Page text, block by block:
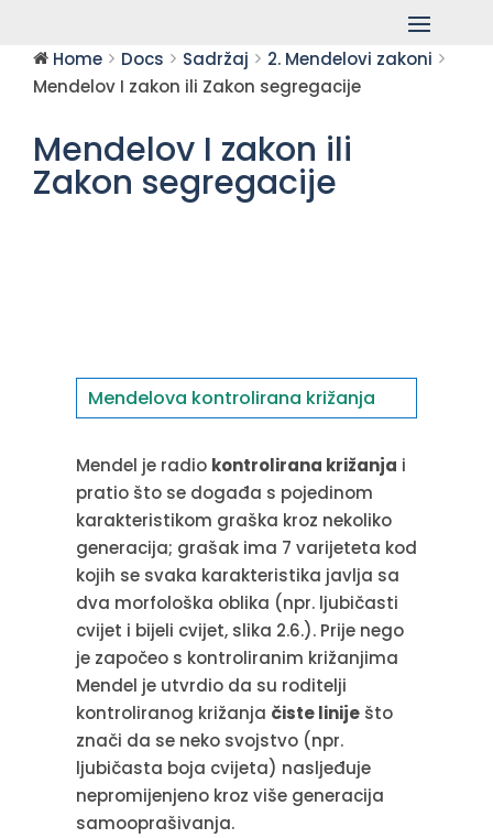
Home Docs Sadržaj
2. Mendelovi zakoni
Mendelov I zakon ili Zakon segregacije
Mendelov I zakon ili
Zakon segregacije
Mendelova kontrolirana križanja
Mendel je radio kontrolirana križanja i
pratio što se događa s pojedinom
karakteristikom graška kroz nekoliko
generacija; grašak ima 7 varijeteta kod
kojih se svaka karakteristika javlja sa
dva morfološka oblika (npr. ljubičasti
cvijet i bijeli cvijet, slika 2.6.). Prije nego
je započeo s kontroliranim križanjima
Mendel je utvrdio da su roditelji
kontroliranog križanja čiste liniješto
znači da se neko svojstvo (npr.
ljubičasta boja cvijeta) nasljeđuje
nepromijenjeno kroz više generacija
samooprašivanja.